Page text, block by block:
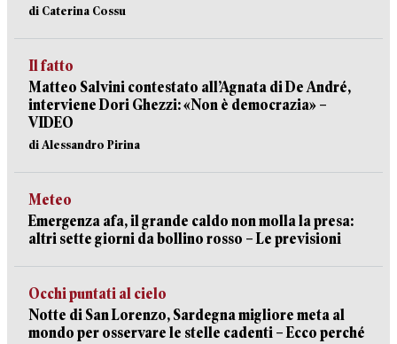
di Caterina Cossu
Il fatto
Matteo Salvini contestato all’Agnata di De André,
interviene Dori Ghezzi: «Non è democrazia» –
VIDEO
di Alessandro Pirina
Meteo
Emergenza afa, il grande caldo non molla la presa:
altri sette giorni da bollino rosso – Le previsioni
Occhi puntati al cielo
Notte di San Lorenzo, Sardegna migliore meta al
mondo per osservare le stelle cadenti – Ecco perché